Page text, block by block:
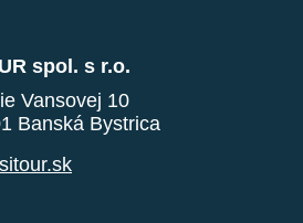
spol. s r.o.
Vansovej 10
Banská Bystrica